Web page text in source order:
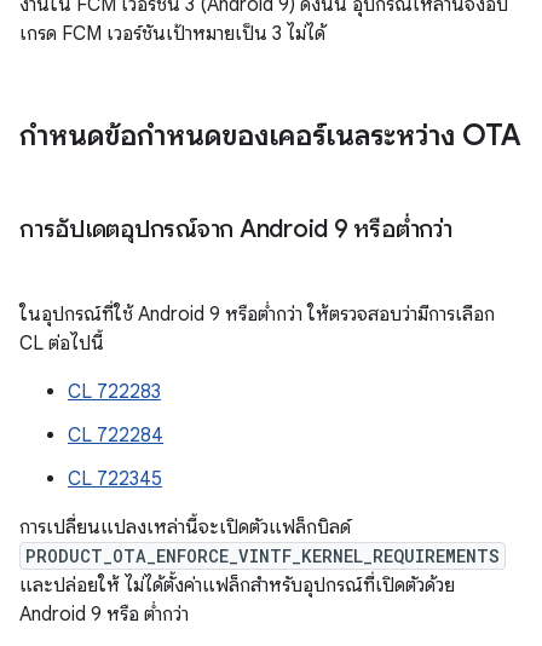
งานใน FCM เวอร์ชัน 3 (Android 9) ดังนั้น อุปกรณ์เหล่านี้จึงอัป
เกรด FCM เวอร์ชันเป้าหมายเป็น 3 ไม่ได้
กำหนดข้อกำหนดของเคอร์เนลระหว่าง OTA
การอัปเดตอุปกรณ์จาก Android 9 หรือต่ำกว่า
ในอุปกรณ์ที่ใช้ Android 9 หรือต่ำกว่า ให้ตรวจสอบว่ามีการเลือก
CL ต่อไปนี้
CL 722283
CL 722284
CL 722345
การเปลี่ยนแปลงเหล่านี้จะเปิดตัวแฟล็กบิลด์
PRODUCT_OTA_ENFORCE_VINTF_KERNEL_REQUIREMENTS
และปล่อยให้ ไม่ได้ตั้งค่าแฟล็กสำหรับอุปกรณ์ที่เปิดตัวด้วย
Android 9 หรือ ต่ำกว่า